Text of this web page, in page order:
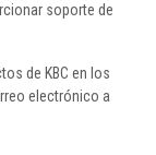
soporte de
de KBC en los
electrónico a